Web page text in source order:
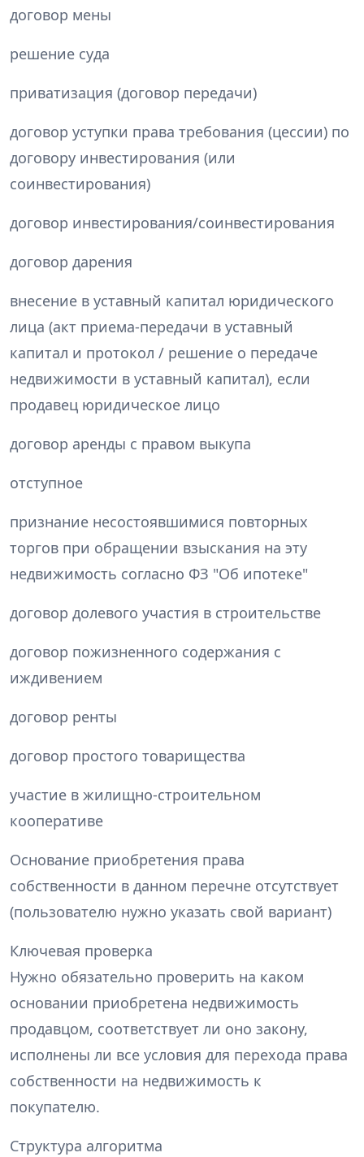
договор мены
решение суда
приватизация (договор передачи)
договор уступки права требования (цессии) по
договору инвестирования (или
соинвестирования)
договор инвестирования/соинвестирования
договор дарения
внесение в уставный капитал юридического
лица (акт приема-передачи в уставный
капитал и протокол / решение о передаче
недвижимости в уставный капитал), если
продавец юридическое лицо
договор аренды с правом выкупа
отступное
признание несостоявшимися повторных
торгов при обращении взыскания на эту
недвижимость согласно ФЗ "Об ипотеке"
договор долевого участия в строительстве
договор пожизненного содержания с
иждивением
договор ренты
договор простого товарищества
участие в жилищно-строительном
кооперативе
Основание приобретения права
собственности в данном перечне отсутствует
(пользователю нужно указать свой вариант)
Ключевая проверка
Нужно обязательно проверить на каком
основании приобретена недвижимость
продавцом, соответствует ли оно закону,
исполнены ли все условия для перехода права
собственности на недвижимость к
покупателю.
Структура алгоритма